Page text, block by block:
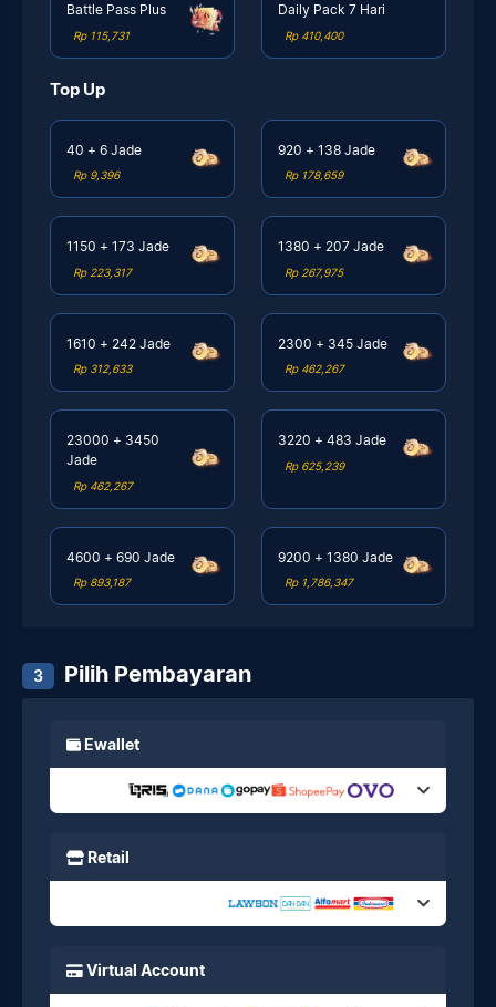
Battle Pass Plus
Rp 115,731
Daily Pack 7 Hari
Rp 410,400
Top Up
40 + 6 Jade
Rp 9,396
920 + 138 Jade
Rp 178,659
1150 + 173 Jade
Rp 223,317
1380 + 207 Jade
Rp 267,975
1610 + 242 Jade
Rp 312,633
2300 + 345 Jade
Rp 462,267
23000 + 3450
Jade
Rp 462,267
3220 + 483 Jade
Rp 625,239
4600 + 690 Jade
Rp 893,187
9200 + 1380 Jade
Rp 1,786,347
3 Pilih Pembayaran
Ewallet
Retail
Virtual Account